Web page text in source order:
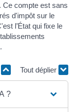
Ce compte est sans
d'impôt sur le
l’État qui fixe le
Tout déplier
?